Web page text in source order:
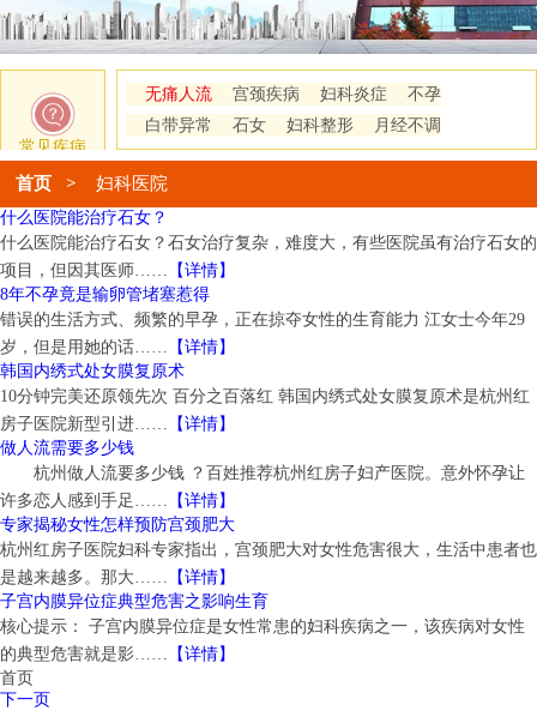
常见疾病
无痛人流 宫颈疾病 妇科炎症
不孕
白带异常
石女 妇科整形 月经不调
首页> 妇科医院
什么医院能治疗石女？
什么医院能治疗石女？石女治疗复杂，难度大，有些医院虽有治疗石女的
项目，但因其医师…… 【详情】
8年不孕竟是输卵管堵塞惹得
错误的生活方式、频繁的早孕，正在掠夺女性的生育能力 江女士今年29
岁，但是用她的话…… 【详情】
韩国内绣式处女膜复原术
10分钟完美还原领先次 百分之百落红 韩国内绣式处女膜复原术是杭州红
房子医院新型引进…… 【详情】
做人流需要多少钱
杭州做人流要多少钱 ？百姓推荐杭州红房子妇产医院。意外怀孕让
许多恋人感到手足…… 【详情】
专家揭秘女性怎样预防宫颈肥大
杭州红房子医院妇科专家指出，宫颈肥大对女性危害很大，生活中患者也
是越来越多。那大…… 【详情】
子宫内膜异位症典型危害之影响生育
核心提示： 子宫内膜异位症是女性常患的妇科疾病之一，该疾病对女性
的典型危害就是影…… 【详情】
首页
下一页